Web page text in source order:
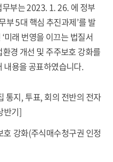
부는 2023. 1. 26. 에 정부
부 5대 핵심 추진과제’를 발
미래 번영을 이끄는 법질서
경 개선 및 주주보호 강화를
내용을 공표하였습니다.
통지, 투표, 회의 전반의 전자
반기]
강화(주식매수청구권 인정